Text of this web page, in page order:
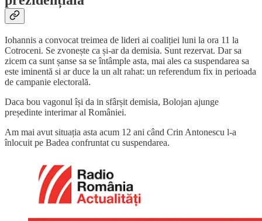
Iohannis a convocat treimea de lideri ai coaliției luni la ora 11 la
Cotroceni. Se zvonește ca și-ar da demisia. Sunt rezervat. Dar sa
zicem ca sunt șanse sa se întâmple asta, mai ales ca suspendarea sa
este iminentă si ar duce la un alt rahat: un referendum fix in perioada
de campanie electorală.
Daca bou vagonul își da in sfârșit demisia, Bolojan ajunge
președinte interimar al României.
Am mai avut situația asta acum 12 ani când Crin Antonescu l-a
înlocuit pe Badea confruntat cu suspendarea.